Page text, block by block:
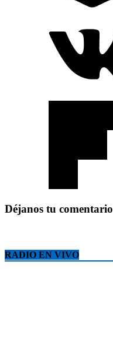
Déjanos tu comentario
RADIO EN VIVO